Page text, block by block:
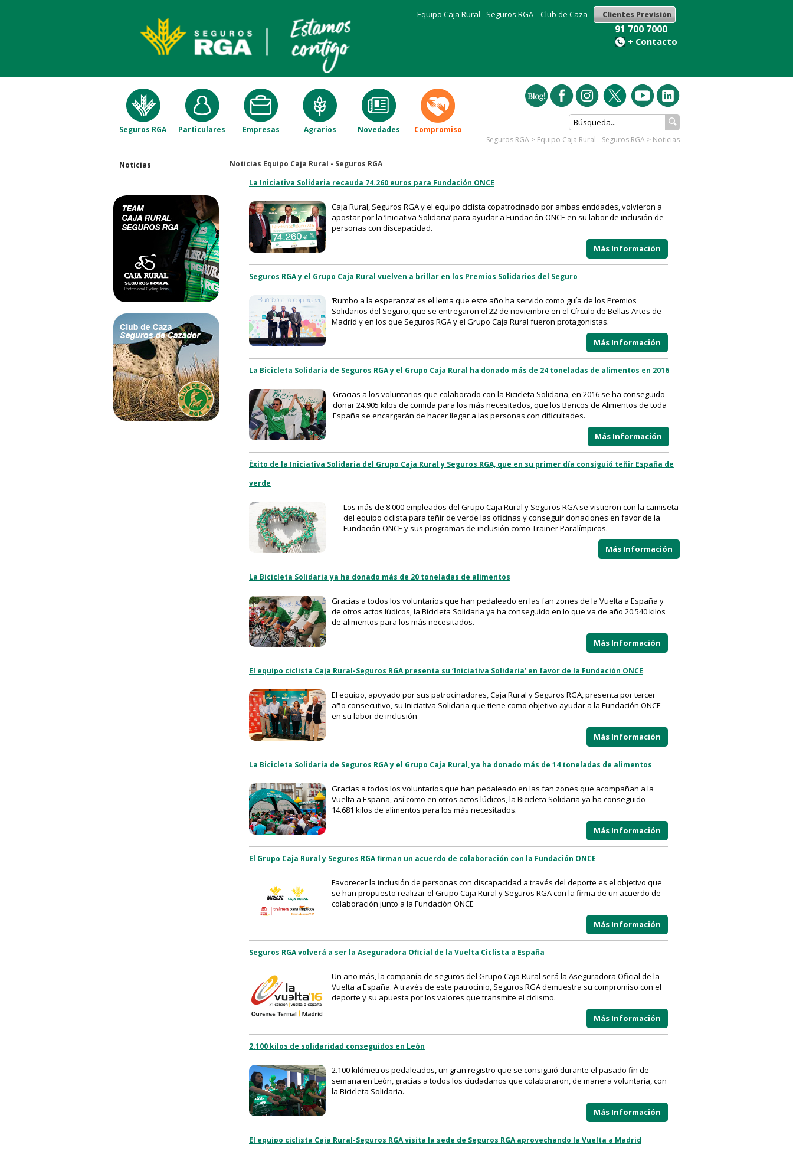
Clientes Previsión
Equipo Caja Rural - Seguros RGA Club de Caza
91 700 7000
+ Contacto
Seguros RGA Particulares Empresas Agrarios Novedades
Compromiso
Seguros RGA > Equipo Caja Rural - Seguros RGA > Noticias
Noticias
Noticias Equipo Caja Rural - Seguros RGA
La Iniciativa Solidaria recauda 74.260 euros para Fundación ONCE
Caja Rural, Seguros RGA y el equipo ciclista copatrocinado por ambas entidades, volvieron a
apostar por la ‘Iniciativa Solidaria’ para ayudar a Fundación ONCE en su labor de inclusión de
personas con discapacidad.
Más Información
Seguros RGA y el Grupo Caja Rural vuelven a brillar en los Premios Solidarios del Seguro
‘Rumbo a la esperanza’ es el lema que este año ha servido como guía de los Premios
Solidarios del Seguro, que se entregaron el 22 de noviembre en el Círculo de Bellas Artes de
Madrid y en los que Seguros RGA y el Grupo Caja Rural fueron protagonistas.
Más Información
La Bicicleta Solidaria de Seguros RGA y el Grupo Caja Rural ha donado más de 24 toneladas de alimentos en 2016
Gracias a los voluntarios que colaborado con la Bicicleta Solidaria, en 2016 se ha conseguido
donar 24.905 kilos de comida para los más necesitados, que los Bancos de Alimentos de toda
España se encargarán de hacer llegar a las personas con dificultades.
Más Información
Éxito de la Iniciativa Solidaria del Grupo Caja Rural y Seguros RGA, que en su primer día consiguió teñir España de
verde
Los más de 8.000 empleados del Grupo Caja Rural y Seguros RGA se vistieron con la camiseta
del equipo ciclista para teñir de verde las oficinas y conseguir donaciones en favor de la
Fundación ONCE y sus programas de inclusión como Trainer Paralímpicos.
Más Información
La Bicicleta Solidaria ya ha donado más de 20 toneladas de alimentos
Gracias a todos los voluntarios que han pedaleado en las fan zones de la Vuelta a España y
de otros actos lúdicos, la Bicicleta Solidaria ya ha conseguido en lo que va de año 20.540 kilos
de alimentos para los más necesitados.
Más Información
El equipo ciclista Caja Rural-Seguros RGA presenta su ‘Iniciativa Solidaria’ en favor de la Fundación ONCE
El equipo, apoyado por sus patrocinadores, Caja Rural y Seguros RGA, presenta por tercer
año consecutivo, su Iniciativa Solidaria que tiene como objetivo ayudar a la Fundación ONCE
en su labor de inclusión
Más Información
La Bicicleta Solidaria de Seguros RGA y el Grupo Caja Rural, ya ha donado más de 14 toneladas de alimentos
Gracias a todos los voluntarios que han pedaleado en las fan zones que acompañan a la
Vuelta a España, así como en otros actos lúdicos, la Bicicleta Solidaria ya ha conseguido
14.681 kilos de alimentos para los más necesitados.
Más Información
El Grupo Caja Rural y Seguros RGA firman un acuerdo de colaboración con la Fundación ONCE
Favorecer la inclusión de personas con discapacidad a través del deporte es el objetivo que
se han propuesto realizar el Grupo Caja Rural y Seguros RGA con la firma de un acuerdo de
colaboración junto a la Fundación ONCE
Más Información
Seguros RGA volverá a ser la Aseguradora Oficial de la Vuelta Ciclista a España
Un año más, la compañía de seguros del Grupo Caja Rural será la Aseguradora Oficial de la
Vuelta a España. A través de este patrocinio, Seguros RGA demuestra su compromiso con el
deporte y su apuesta por los valores que transmite el ciclismo.
Más Información
2.100 kilos de solidaridad conseguidos en León
2.100 kilómetros pedaleados, un gran registro que se consiguió durante el pasado fin de
semana en León, gracias a todos los ciudadanos que colaboraron, de manera voluntaria, con
la Bicicleta Solidaria.
Más Información
El equipo ciclista Caja Rural-Seguros RGA visita la sede de Seguros RGA aprovechando la Vuelta a Madrid